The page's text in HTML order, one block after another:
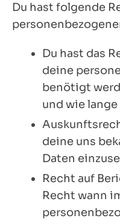
Du hast folgende
Du hast das
deine
benötigt
und wie
deine uns
Daten
Recht auf
Recht wann